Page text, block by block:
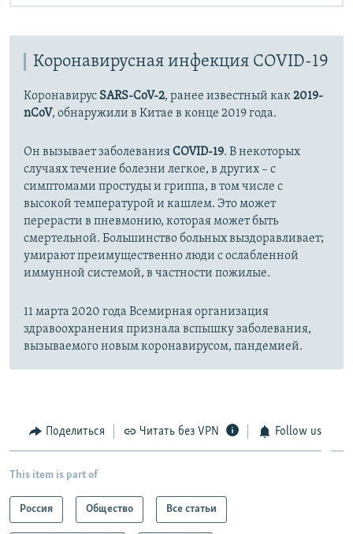
Коронавирусная инфекция COVID-19
Коронавирус SARS-CoV-2, ранее известный как2019-
nCoV, обнаружили в Китае в конце 2019 года.
Он вызывает заболеванияCOVID-19. В некоторых
случаях течение болезни легкое, в других – с
симптомами простуды и гриппа, в том числе с
высокой температурой и кашлем. Это может
перерасти в пневмонию, которая может быть
смертельной. Большинство больных выздоравливает;
умирают преимущественно люди с ослабленной
иммунной системой, в частности пожилые.
11 марта 2020 года Всемирная организация
здравоохранения признала вспышку заболевания,
вызываемого новым коронавирусом, пандемией.
Поделиться Читать без VPN Follow us
This item is part of
Россия Общество Все статьи